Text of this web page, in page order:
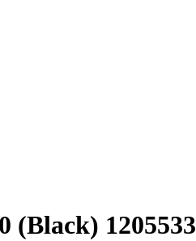
(Black) 1205533